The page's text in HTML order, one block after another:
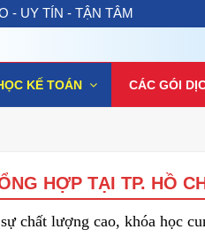
- UY TÍN - TẬN TÂM
KẾ TOÁN CÁC GÓI
HỢP TẠI TP. HỒ
chất lượng cao, khóa học